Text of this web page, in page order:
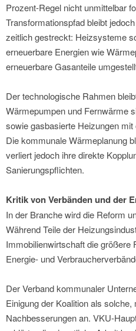
Prozent-Regel nicht unmittelbar
Transformationspfad bleibt
zeitlich gestreckt: Heizsysteme
erneuerbare Energien wie
erneuerbare Gasanteile
Der technologische Rahmen
Wärmepumpen und Fernwärme
sowie gasbasierte Heizungen
Die kommunale Wärmeplanung
verliert jedoch ihre direkte
Sanierungspflichten.
Kritik von Verbänden und der
In der Branche wird die Reform
Während Teile der
Immobilienwirtschaft die größere
Energie- und
Der Verband kommunaler
Einigung der Koalition als
Nachbesserungen an. VKU-